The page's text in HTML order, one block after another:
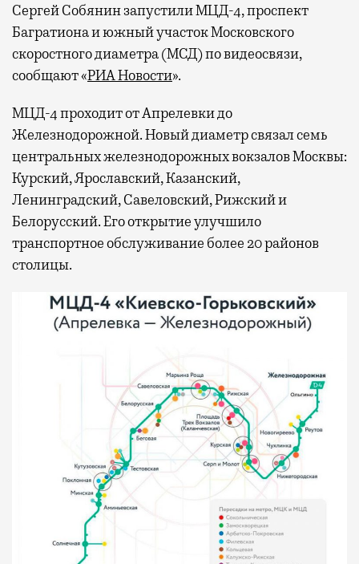
Сергей Собянин запустили МЦД-4, проспект
Багратиона и южный участок Московского
скоростного диаметра (МСД) по видеосвязи,
сообщают «РИА Новости».
МЦД-4 проходит от Апрелевки до
Железнодорожной. Новый диаметр связал семь
центральных железнодорожных вокзалов Москвы:
Курский, Ярославский, Казанский,
Ленинградский, Савеловский, Рижский и
Белорусский. Его открытие улучшило
транспортное обслуживание более 20 районов
столицы.